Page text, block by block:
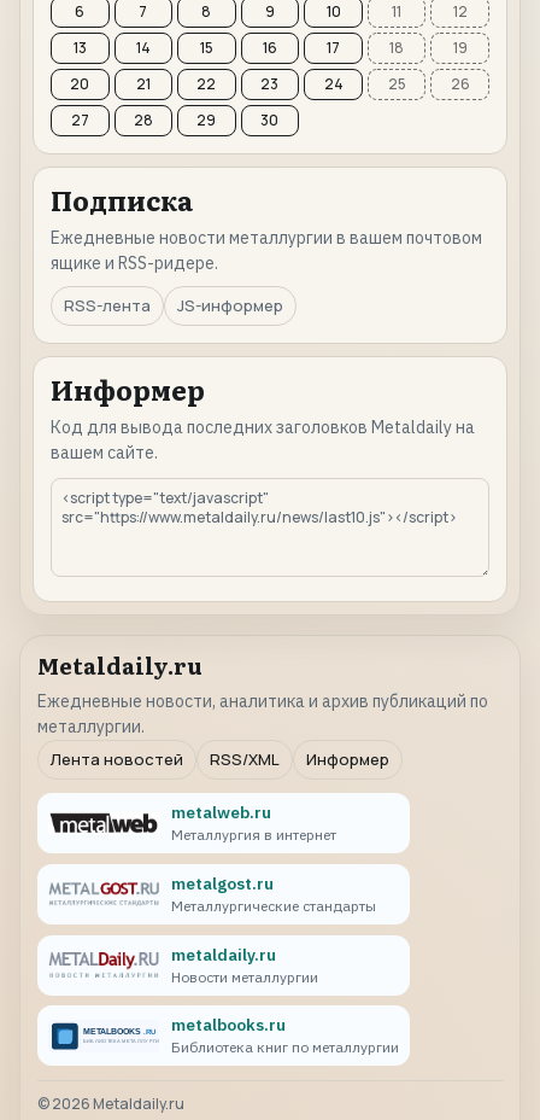
6
7 8 9 10 11
12
13
14 15 16 17 18
19
20
21 22 23 24 25
26
27
28 29 30
Подписка
Ежедневные новости металлургии в вашем почтовом
ящике и RSS-ридере.
RSS-лента
JS-информер
Информер
Код для вывода последних заголовков Metaldaily на
вашем сайте.
Metaldaily.ru
Ежедневные новости, аналитика и архив публикаций по
металлургии.
Лента новостей
RSS/XML Информер
metalweb.ru
Металлургия в интернет
metalgost.ru
Металлургические стандарты
metaldaily.ru
Новости металлургии
metalbooks.ru
Библиотека книг по металлургии
©2026 Metaldaily.ru